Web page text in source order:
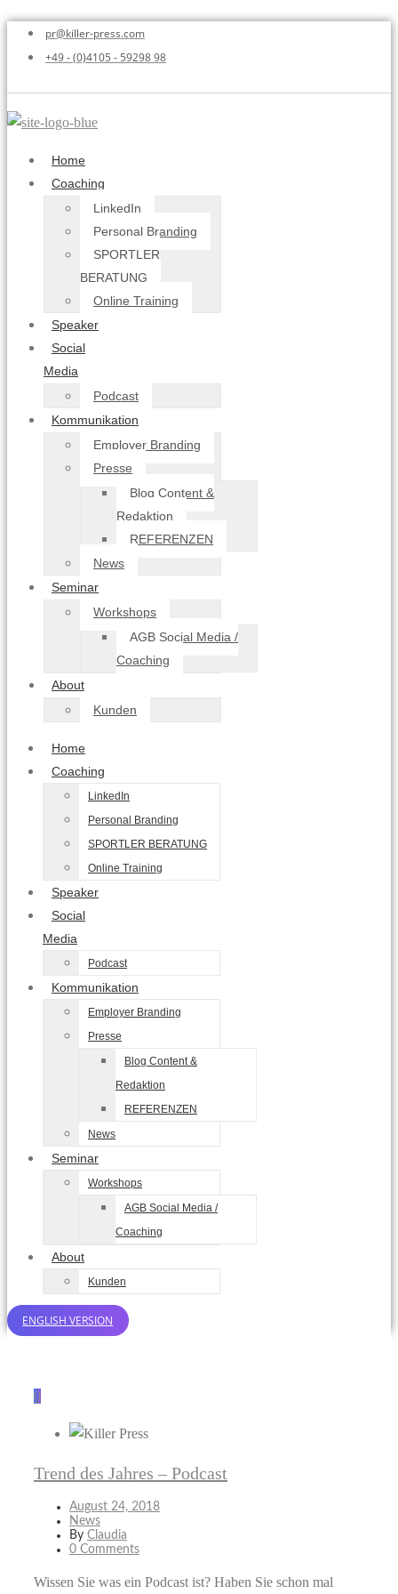
pr@killer-press.com
+49 - (0)4105 - 59298 98
Home
Coaching
LinkedIn
Personal Branding
SPORTLER
BERATUNG
Online Training
Speaker
Social
Media
Podcast
Kommunikation
Employer Branding
Presse
Blog Content &
Redaktion
REFERENZEN
News
Seminar
Workshops
AGB Social Media /
Coaching
About
Kunden
Home
Coaching
LinkedIn
Personal Branding
SPORTLER BERATUNG
Online Training
Speaker
Social
Media
Podcast
Kommunikation
Employer Branding
Presse
Blog Content &
Redaktion
REFERENZEN
News
Seminar
Workshops
AGB Social Media /
Coaching
About
Kunden
ENGLISH VERSION
0
Trend des Jahres – Podcast
August 24, 2018
News
By Claudia
0 Comments
Wissen Sie was ein Podcast ist? Haben Sie schon mal